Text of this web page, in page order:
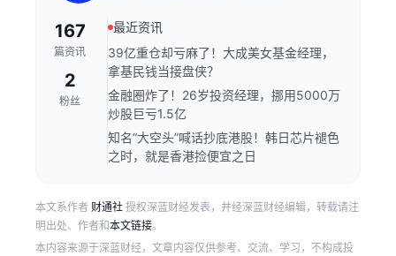
167
篇资讯
2
粉丝
最近资讯
39亿重仓却亏麻了！大成美女基金经理，
拿基民钱当接盘侠？
金融圈炸了！26岁投资经理，挪用5000万
炒股巨亏1.5亿
知名“大空头”喊话抄底港股！韩日芯片褪色
之时，就是香港捡便宜之日
本文系作者 财通社 授权深蓝财经发表，并经深蓝财经编辑，转载请注
明出处、作者和本文链接。
本内容来源于深蓝财经，文章内容仅供参考、交流、学习，不构成投